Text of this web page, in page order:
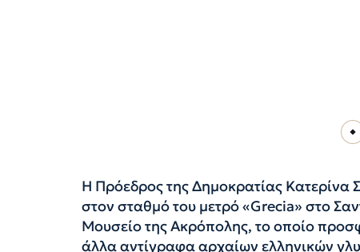
Η Πρόεδρος της Δημοκρατίας
στον σταθμό του μετρό «Grecia» στο
Μουσείο της Ακρόπολης, το οποίο
άλλα αντίγραφα αρχαίων ελληνικών